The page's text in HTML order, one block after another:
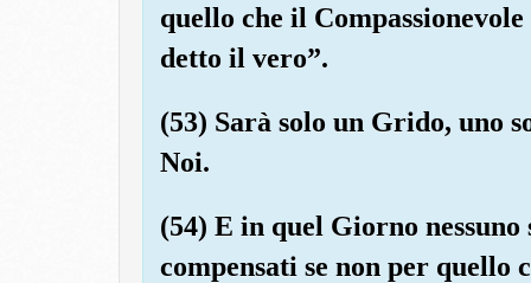
quello che il
detto il vero”.
(53) Sarà solo un Grido, uno
Noi.
(54) E in quel Giorno
compensati se non per quello